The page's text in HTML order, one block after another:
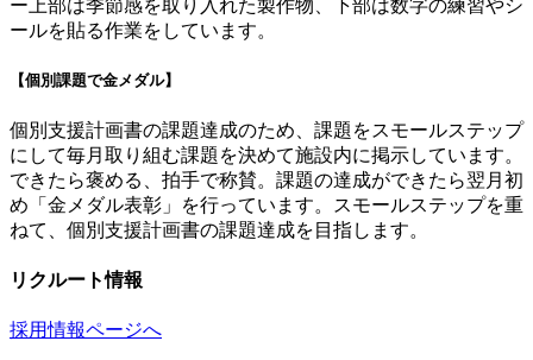
ー上部は季節感を取り入れた製作物、下部は数字の練習やシ
ールを貼る作業をしています。
【個別課題で金メダル】
個別支援計画書の課題達成のため、課題をスモールステップ
にして毎月取り組む課題を決めて施設内に掲示しています。
できたら褒める、拍手で称賛。課題の達成ができたら翌月初
め「金メダル表彰」を行っています。スモールステップを重
ねて、個別支援計画書の課題達成を目指します。
リクルート情報
採用情報ページへ